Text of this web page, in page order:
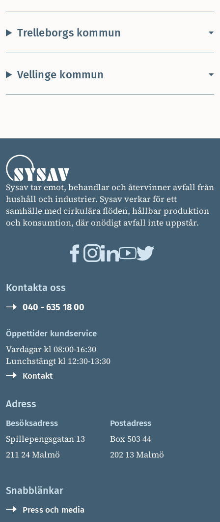
Trelleborgs kommun
Vellinge kommun
Sysav tar emot, behandlar och återvinner avfall från
hushåll och industrier. Sysav verkar för ett
samhälle med cirkulära flöden, hållbar produktion
och konsumtion, där onödigt avfall inte uppstår.
Kontakta oss
040 - 635 18 00
Öppettider kundservice
Vardagar kl 08:00-16:30
Lunchstängt kl 12:30-13:30
Kontakt
Adress
Besöksadress
Spillepengsgatan 13
211 24 Malmö
Postadress
Box 503 44
202 13 Malmö
Snabblänkar
Press och media